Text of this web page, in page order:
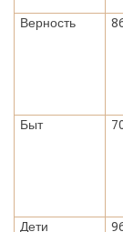
Верность
Быт
Дети